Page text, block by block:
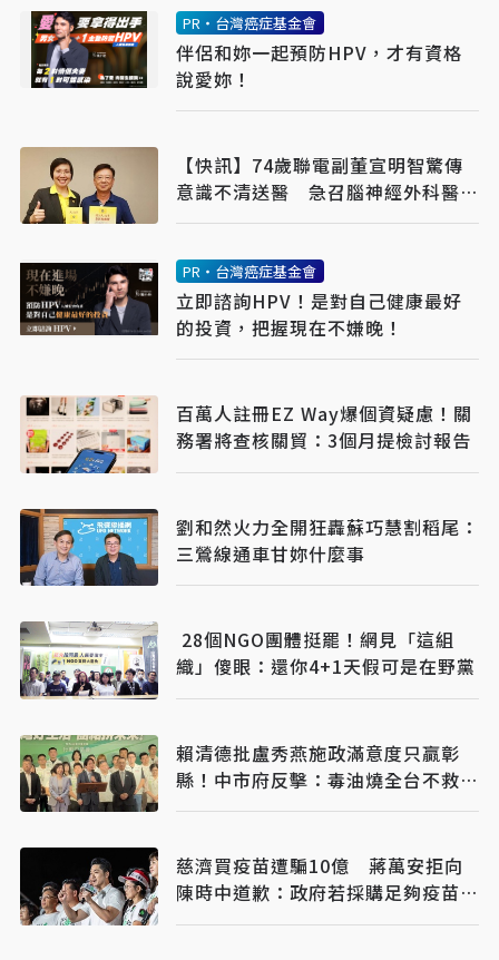
PR・台灣癌症基金會
伴侶和妳一起預防HPV，才有資格
說愛妳！
【快訊】74歲聯電副董宣明智驚傳
意識不清送醫 急召腦神經外科醫開
刀
PR・台灣癌症基金會
立即諮詢HPV！是對自己健康最好
的投資，把握現在不嫌晚！
百萬人註冊EZ Way爆個資疑慮！關
務署將查核關貿：3個月提檢討報告
劉和然火力全開狂轟蘇巧慧割稻尾：
三鶯線通車甘妳什麼事
28個NGO團體挺罷！網見「這組
織」傻眼：還你4+1天假可是在野黨
賴清德批盧秀燕施政滿意度只贏彰
縣！中市府反擊：毒油燒全台不救
火 卻跑來打口水戰
慈濟買疫苗遭騙10億 蔣萬安拒向
陳時中道歉：政府若採購足夠疫苗不
需民間出力